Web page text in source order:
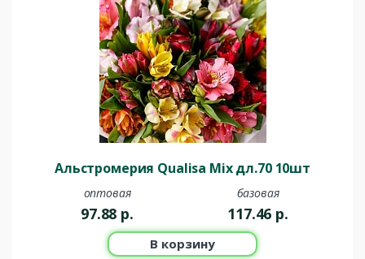
Альстромерия Qualisa Mix дл.70 10шт
оптовая
97.88 р.
базовая
117.46 р.
В корзину